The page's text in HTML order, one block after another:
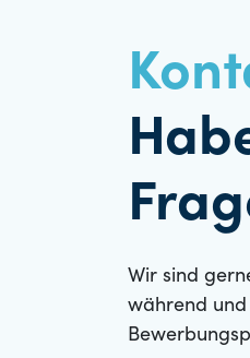
Wir sind
während